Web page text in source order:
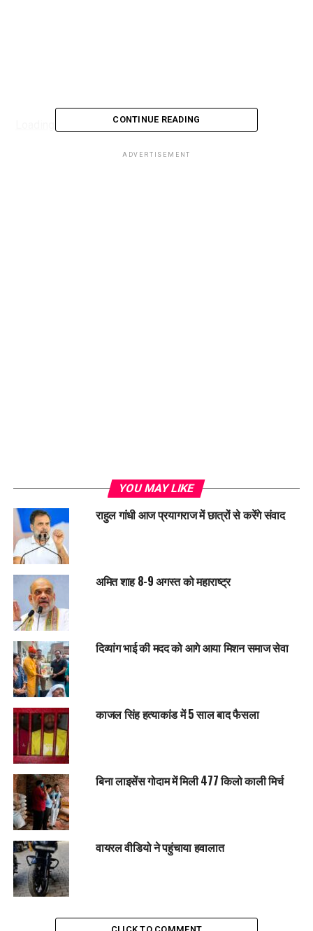
CONTINUE READING
ADVERTISEMENT
YOU MAY LIKE
राहुल गांधी आज प्रयागराज में छात्रों से करेंगे संवाद
अमित शाह 8-9 अगस्त को महाराष्ट्र
दिव्यांग भाई की मदद को आगे आया मिशन समाज सेवा
काजल सिंह हत्याकांड में 5 साल बाद फैसला
बिना लाइसेंस गोदाम में मिली 477 किलो काली मिर्च
वायरल वीडियो ने पहुंचाया हवालात